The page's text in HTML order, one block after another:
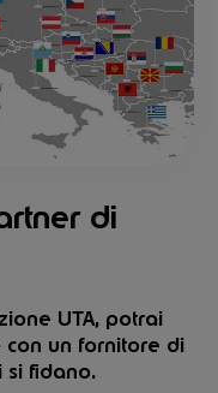
di
UTA, potrai
con un fornitore di
si fidano.